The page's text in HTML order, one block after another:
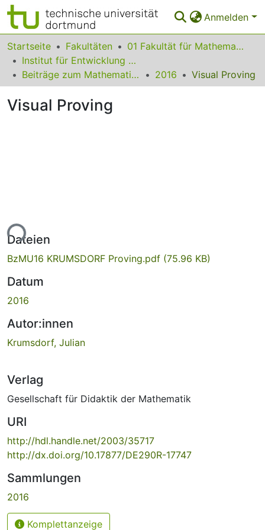
Anmelden
Bereiche & Sammlungen
Das gesamte Repositorium
Startseite Fakultäten
01 Fakultät für Mathematik
Institut für Entwicklung und Erforschung des Mathematikunterrichts
Beiträge zum Mathematikunterricht
2016 Visual Proving
Visual Proving
Dateien
BzMU16 KRUMSDORF Proving.pdf (75.96 KB)
Datum
2016
Autor:innen
Krumsdorf, Julian
Verlag
Gesellschaft für Didaktik der Mathematik
URI
http://hdl.handle.net/2003/35717
http://dx.doi.org/10.17877/DE290R-17747
Sammlungen
2016
Komplettanzeige